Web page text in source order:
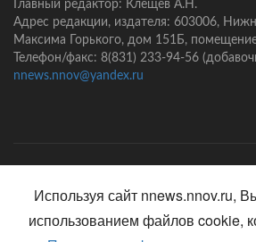
Главный редактор: Клещёв А.Н.
Адрес редакции, издателя: 603006,
Максима Горького, дом 151Б,
Телефон/факс: 8(831) 233-94-56
nnews.nnov@yandex.ru
Используя сайт nnews.nnov.ru,
использованием файлов cookie,